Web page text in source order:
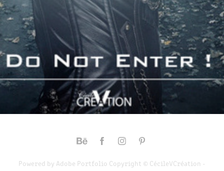
Powered by Adobe Portfolio Copyright © CécileVCréation -